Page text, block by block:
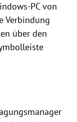
PC von
Verbindung
über den